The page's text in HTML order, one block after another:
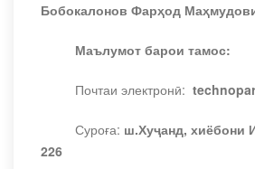
Бобокалонов Фарҳод
Маълумот барои тамос:
Почтаи электронӣ:
Суроға: ш.Хуҷанд, хиёбони
226